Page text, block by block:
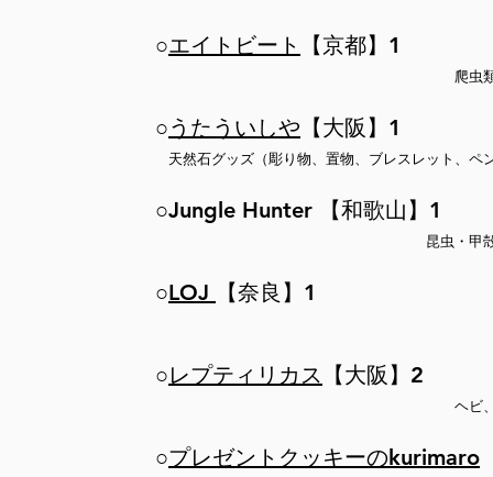
○エイトビート 【京都】1
爬虫
○うたういしや 【大阪】1
天然石グッズ（彫り物、置物、ブレスレット、
○Jungle Hunter 【和歌山】1
昆虫・甲
○LOJ 【奈良】1
○レプティリカス 【大阪】2
ヘビ
○プレゼントクッキーのkurimaro